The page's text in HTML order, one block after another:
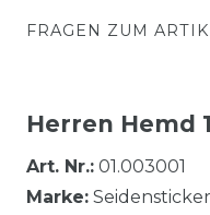
FRAGEN ZUM
Herren Hemd
Art. Nr.: 01.003001
Marke: Seidensticker